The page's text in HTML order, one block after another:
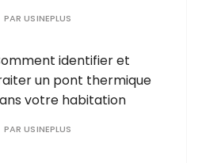
PARUSINEPLUS
identifier et
un pont thermique
votre habitation
PARUSINEPLUS